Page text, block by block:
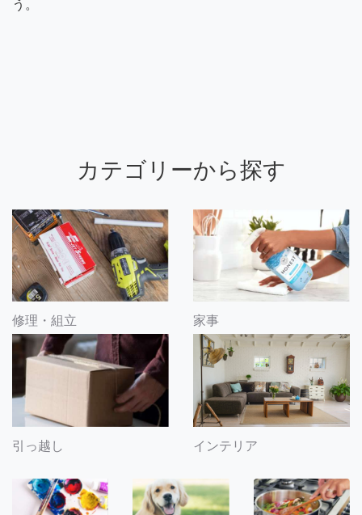
う。
カテゴリーから探す
修理・組立 家事
引っ越し インテリア